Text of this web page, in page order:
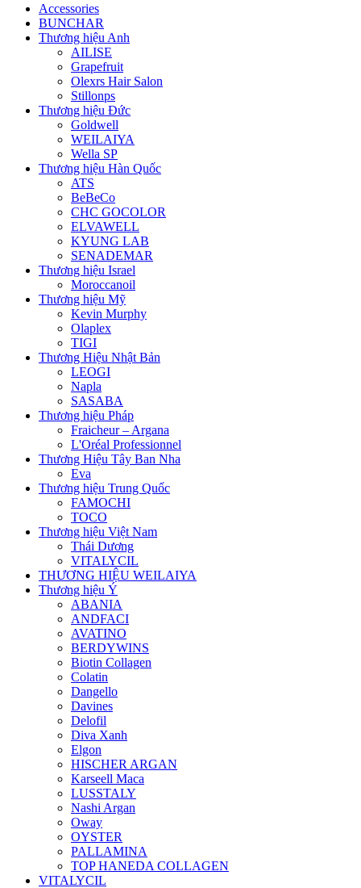
Accessories
BUNCHAR
Thương hiệu Anh
AILISE
Grapefruit
Olexrs Hair Salon
Stillonps
Thương hiệu Đức
Goldwell
WEILAIYA
Wella SP
Thương hiệu Hàn Quốc
ATS
BeBeCo
CHC GOCOLOR
ELVAWELL
KYUNG LAB
SENADEMAR
Thương hiệu Israel
Moroccanoil
Thương hiệu Mỹ
Kevin Murphy
Olaplex
TIGI
Thương Hiệu Nhật Bản
LEOGI
Napla
SASABA
Thương hiệu Pháp
Fraicheur – Argana
L'Oréal Professionnel
Thương Hiệu Tây Ban Nha
Eva
Thương hiệu Trung Quốc
FAMOCHI
TOCO
Thương hiệu Việt Nam
Thái Dương
VITALYCIL
THƯƠNG HIỆU WEILAIYA
Thương hiệu Ý
ABANIA
ANDFACI
AVATINO
BERDYWINS
Biotin Collagen
Colatin
Dangello
Davines
Delofil
Diva Xanh
Elgon
HISCHER ARGAN
Karseell Maca
LUSSTALY
Nashi Argan
Oway
OYSTER
PALLAMINA
TOP HANEDA COLLAGEN
VITALYCIL